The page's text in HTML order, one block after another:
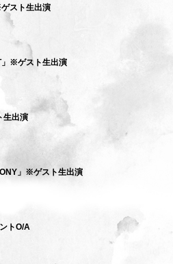
スト生出演
」※ゲスト生出演
生出演
」※ゲスト生出演
トO/A